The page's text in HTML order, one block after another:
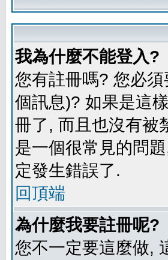
我為什麼不能登入?
您有註冊嗎? 您必
個訊息)? 如果是這
冊了, 而且也沒有被
是一個很常見的問
定發生錯誤了.
回頂端
為什麼我要註冊呢?
您不一定要這麼做,